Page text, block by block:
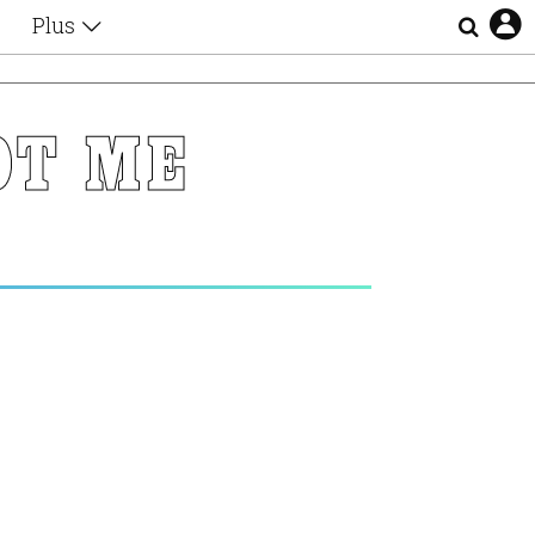
Plus
Αφιερώματα
Ζώδια
Απώλειες
ΜΕ